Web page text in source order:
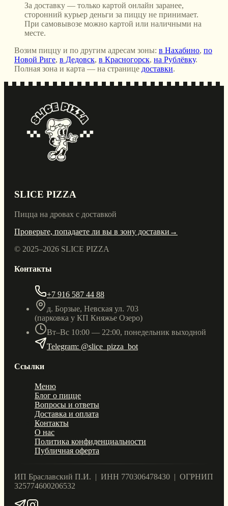
За доставку — только картой онлайн заранее,
сторонний курьер деньги за пиццу не принимает.
При самовывозе можно картой или наличными на
месте.
Возим пиццу и по другим адресам зоны: в Нахабино, по
Новой Риге, в Дедовск, в Красногорск, на Рублёвку.
Полная зона и карта — на странице доставки.
SLICE PIZZA
Пицца на дровах с доставкой
Проверьте, попадаете ли вы в зону доставки →
© 2025–2026 SLICE PIZZA
Контакты
+7 916 587 44 88
д. Борзые, Невская ул. 703
(парковка у КП Княжье Озеро)
Вт–Вс 10:00 — 22:00, понедельник выходной
Telegram: @slice_pizza_bot
Ссылки
Меню
Блог о пицце
Вопросы и ответы
Доставка и оплата
Контакты
О нас
Политика конфиденциальности
Публичная оферта
ИП Браславский П.И. | ИНН 770306478430 | ОГРНИП
325774600206532